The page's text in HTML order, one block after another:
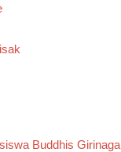
Buddhis Girinaga